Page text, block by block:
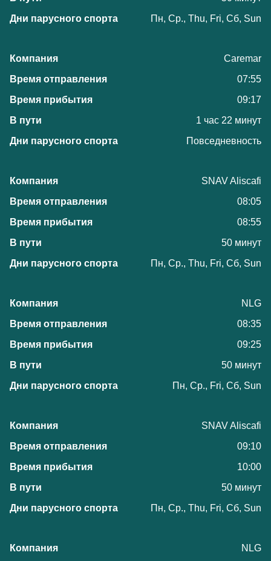
Пн, Ср., Thu, Fri, Сб, Sun
Caremar
07:55
09:17
1 час 22 минут
Повседневность
SNAV Aliscafi
08:05
08:55
50 минут
Пн, Ср., Thu, Fri, Сб, Sun
NLG
08:35
09:25
50 минут
Пн, Ср., Fri, Сб, Sun
SNAV Aliscafi
09:10
10:00
50 минут
Пн, Ср., Thu, Fri, Сб, Sun
NLG